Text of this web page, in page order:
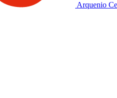
Arquenio